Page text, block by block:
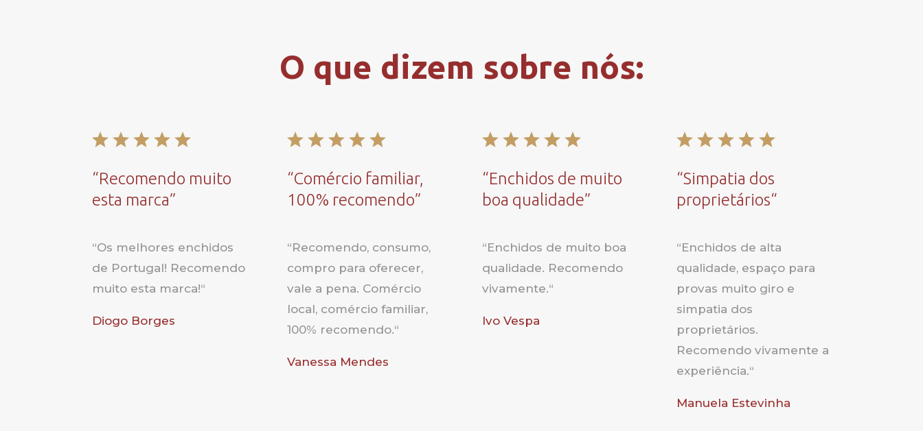
O que dizem sobre nós:
“Recomendo muito
esta marca”
“Os melhores enchidos
de Portugal! Recomendo
muito esta marca!“
Diogo Borges
“Comércio familiar,
100% recomendo”
“Recomendo, consumo,
compro para oferecer,
vale a pena. Comércio
local, comércio familiar,
100% recomendo.“
Vanessa Mendes
“Enchidos de muito
boa qualidade”
“Enchidos de muito boa
qualidade. Recomendo
vivamente.“
Ivo Vespa
“Simpatia dos
proprietários“
“Enchidos de alta
qualidade, espaço para
provas muito giro e
simpatia dos
proprietários.
Recomendo vivamente a
experiência.“
Manuela Estevinha